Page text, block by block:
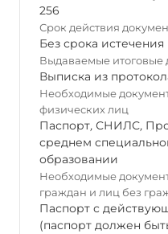
256
Срок действия
Без срока истечения
Выдаваемые итоговые
Выписка из
Необходимые
физических лиц
Паспорт, СНИЛС,
среднем
образовании
Необходимые
граждан и лиц без
Паспорт с
(паспорт должен